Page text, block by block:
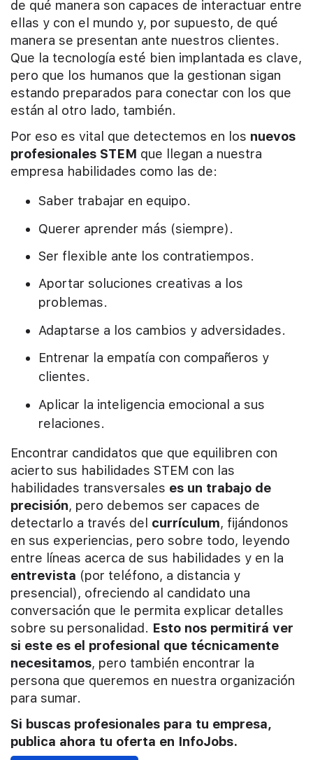
de qué manera son capaces de interactuar entre
ellas y con el mundo y, por supuesto, de qué
manera se presentan ante nuestros clientes.
Que la tecnología esté bien implantada es clave,
pero que los humanos que la gestionan sigan
estando preparados para conectar con los que
están al otro lado, también.
Por eso es vital que detectemos en los nuevos
profesionales STEM que llegan a nuestra
empresa habilidades como las de:
Saber trabajar en equipo.
Querer aprender más (siempre).
Ser flexible ante los contratiempos.
Aportar soluciones creativas a los
problemas.
Adaptarse a los cambios y adversidades.
Entrenar la empatía con compañeros y
clientes.
Aplicar la inteligencia emocional a sus
relaciones.
Encontrar candidatos que que equilibren con
acierto sus habilidades STEM con las
habilidades transversales es un trabajo de
precisión, pero debemos ser capaces de
detectarlo a través del currículum, fijándonos
en sus experiencias, pero sobre todo, leyendo
entre líneas acerca de sus habilidades y en la
entrevista (por teléfono, a distancia y
presencial), ofreciendo al candidato una
conversación que le permita explicar detalles
sobre su personalidad. Esto nos permitirá ver
si este es el profesional que técnicamente
necesitamos, pero también encontrar la
persona que queremos en nuestra organización
para sumar.
Si buscas profesionales para tu empresa,
publica ahora tu oferta en InfoJobs.